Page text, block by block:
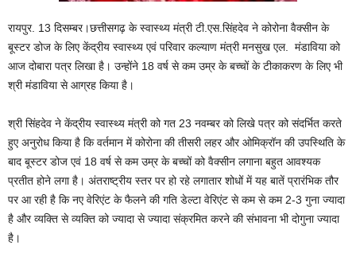
रायपुर. 13 दिसम्बर।छत्तीसगढ़ के स्वास्थ्य मंत्री टी.एस.सिंहदेव ने कोरोना वैक्सीन के
बूस्टर डोज के लिए केंद्रीय स्वास्थ्य एवं परिवार कल्याण मंत्री मनसुख एल. मंडाविया को
आज दोबारा पत्र लिखा है। उन्होंने 18 वर्ष से कम उम्र के बच्चों के टीकाकरण के लिए भी
श्री मंडाविया से आग्रह किया है।
श्री सिंहदेव ने केंद्रीय स्वास्थ्य मंत्री को गत 23 नवम्बर को लिखे पत्र को संदर्भित करते
हुए अनुरोध किया है कि वर्तमान में कोरोना की तीसरी लहर और ओमिक्रॉन की उपस्थिति के
बाद बूस्टर डोज एवं 18 वर्ष से कम उम्र के बच्चों को वैक्सीन लगाना बहुत आवश्यक
प्रतीत होने लगा है। अंतराष्ट्रीय स्तर पर हो रहे लगातार शोधों में यह बातें प्रारंभिक तौर
पर आ रही है कि नए वेरिएंट के फैलने की गति डेल्टा वेरिएंट से कम से कम 2-3 गुना ज्यादा
है और व्यक्ति से व्यक्ति को ज्यादा से ज्यादा संक्रमित करने की संभावना भी दोगुना ज्यादा
है।